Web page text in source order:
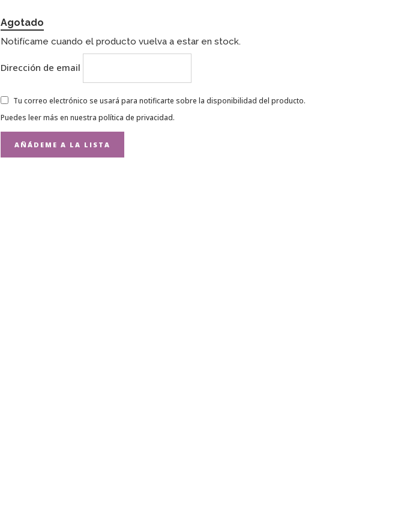
Agotado
Notifícame cuando el producto vuelva a estar en stock.
Dirección de email
Tu correo electrónico se usará para notificarte sobre la disponibilidad del producto.
Puedes leer más en nuestra política de privacidad.